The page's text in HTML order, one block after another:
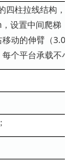
四柱拉线结构，
设置中间爬梯，
动的伸臂（3.0
个平台承载不小